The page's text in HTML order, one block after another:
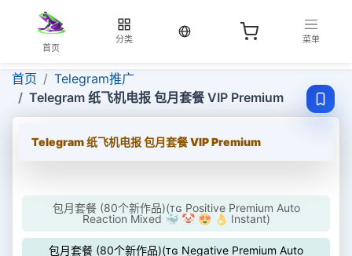
首页
分类
当前语言：中文
菜单
首页
Telegram推广
Telegram 纸飞机电报 包月套餐 VIP Premium
Telegram 纸飞机电报 包月套餐 VIP Premium
包月套餐 (80个新作品)(ᴛɢ Positive Premium Auto
Reaction Mixed 🐳 🤡 😍 👌 Instant)
包月套餐 (80个新作品)(ᴛɢ Negative Premium Auto